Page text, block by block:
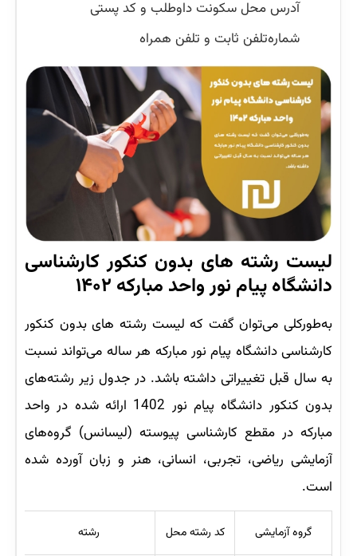
آدرس محل سکونت داوطلب و کد پستی
شماره‌تلفن ثابت و تلفن همراه
لیست رشته های بدون کنکور کارشناسی
دانشگاه پیام نور واحد مبارکه ۱۴۰۲
به‌طورکلی می‌توان گفت که لیست رشته‎ های بدون کنکور
کارشناسی دانشگاه پیام نور مبارکه هر ساله می‌تواند نسبت
به سال قبل تغییراتی داشته باشد. در جدول زیر رشته‌های
بدون کنکور دانشگاه پیام نور 1402 ارائه شده در واحد
مبارکه در مقطع کارشناسی پیوسته (لیسانس) گروه‌های
آزمایشی ریاضی، تجربی، انسانی، هنر و زبان آورده شده
است.
گروه آزمایشی کد رﺷﺘﻪ محل رﺷﺘﻪ